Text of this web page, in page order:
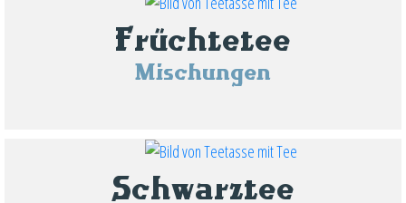
Früchtetee
Mischungen
Schwarztee